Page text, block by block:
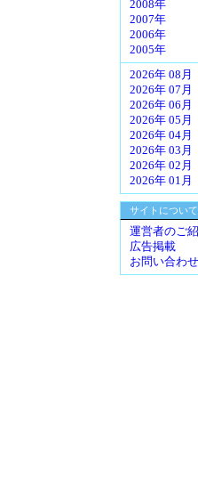
2008年
2007年
2006年
2005年
2026年 08月
2026年 07月
2026年 06月
2026年 05月
2026年 04月
2026年 03月
2026年 02月
2026年 01月
サイトについて
運営者のご
広告掲載
お問い合わせ